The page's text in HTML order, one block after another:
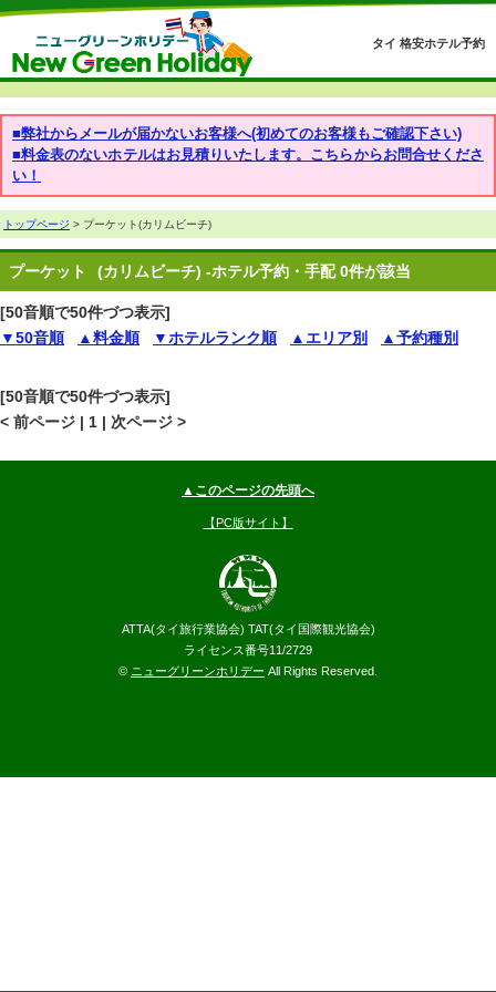
タイ 格安ホテル予約
■弊社からメールが届かないお客様へ(初めてのお客様もご確認下さい)
■料金表のないホテルはお見積りいたします。こちらからお問合せくださ
い！
トップページ > プーケット(カリムビーチ)
プーケット (カリムビーチ) -ホテル予約・手配 0件が該当
[50音順で50件づつ表示]
▼50音順
▲料金順 ▼ホテルランク順 ▲エリア別 ▲予約種別
[50音順で50件づつ表示]
< 前ページ | 1 | 次ページ >
▲このページの先頭へ
【PC版サイト】
ATTA(タイ旅行業協会) TAT(タイ国際観光協会)
ライセンス番号11/2729
© ニューグリーンホリデー All Rights Reserved.